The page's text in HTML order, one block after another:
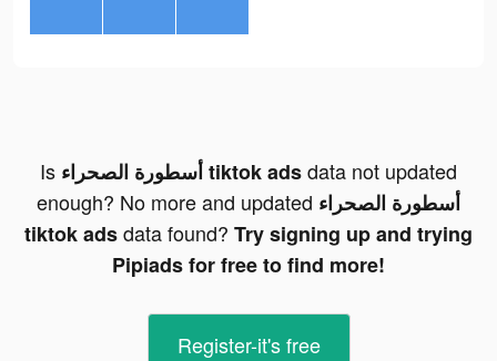
Is أسطورة الصحراء tiktok adsdata not updated
enough? No more and updated أسطورة الصحراء
tiktok adsdata found? Try signing up and trying
Pipiads for free to find more!
Register-it's free